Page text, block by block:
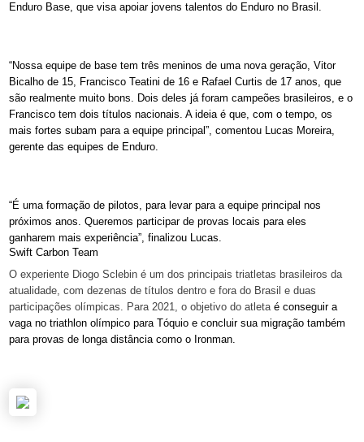
Enduro Base, que visa apoiar jovens talentos do Enduro no Brasil.
“Nossa equipe de base tem três meninos de uma nova geração, Vitor
Bicalho de 15, Francisco Teatini de 16 e Rafael Curtis de 17 anos, que
são realmente muito bons. Dois deles já foram campeões brasileiros, e o
Francisco tem dois títulos nacionais. A ideia é que, com o tempo, os
mais fortes subam para a equipe principal”, comentou Lucas Moreira,
gerente das equipes de Enduro.
“É uma formação de pilotos, para levar para a equipe principal nos
próximos anos. Queremos participar de provas locais para eles
ganharem mais experiência”, finalizou Lucas.
Swift Carbon Team
O experiente Diogo Sclebin é um dos principais triatletas brasileiros da
atualidade, com dezenas de títulos dentro e fora do Brasil e duas
participações olímpicas. Para 2021, o objetivo do atleta é conseguir a
vaga no triathlon olímpico para Tóquio e concluir sua migração também
para provas de longa distância como o Ironman.